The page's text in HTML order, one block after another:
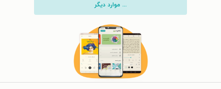
... موارد دیگر